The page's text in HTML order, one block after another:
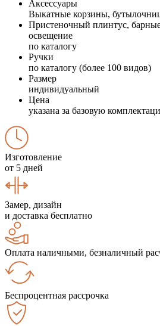
Аксессуары
Выкатные корзины,
Пристеночный плинтус,
освещение
по каталогу
Ручки
по каталогу (более 100 видов)
Размер
индивидуальный
Цена
указана за базовую
Изготовление
от 5 дней
Замер, дизайн
и доставка бесплатно
Оплата наличными, безналичный
Беспроцентная рассрочка